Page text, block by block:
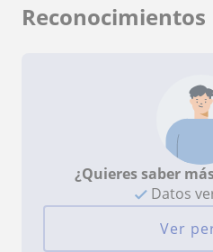
Reconocimientos
¿Quieres saber
Datos
Ver